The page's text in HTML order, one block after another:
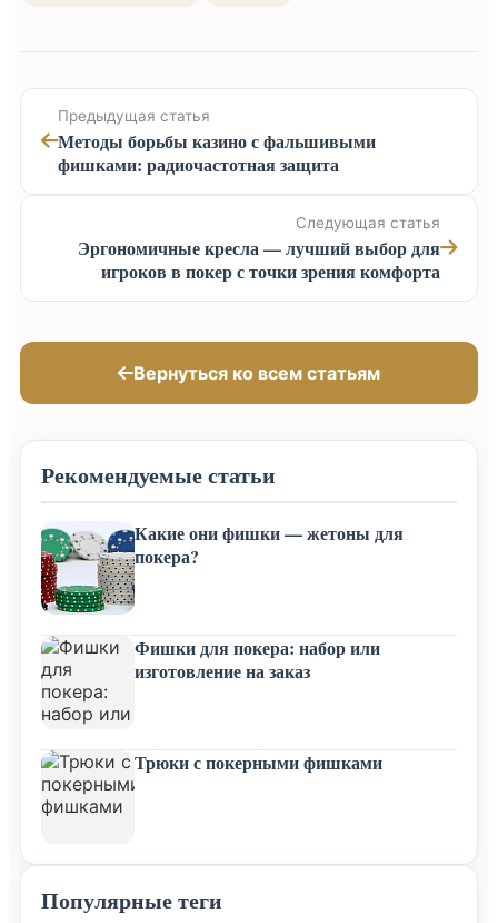
Предыдущая статья
Методы борьбы казино с фальшивыми
фишками: радиочастотная защита
Следующая статья
Эргономичные кресла — лучший выбор для
игроков в покер с точки зрения комфорта
Вернуться ко всем статьям
Рекомендуемые статьи
Какие они фишки — жетоны для
покера?
Фишки для покера: набор или
изготовление на заказ
Трюки с покерными фишками
Популярные теги